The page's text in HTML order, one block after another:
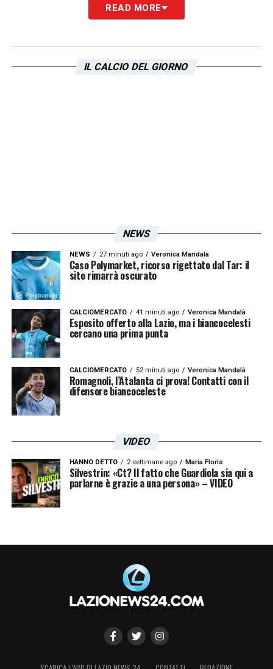
města Plzně per la gara di UEFA Europa
programma giovedì 6 marzo.
READ MORE
IL CALCIO DEL GIORNO
NEWS
NEWS 27 minuti ago Veronica Mandalà
Caso Polymarket, ricorso rigettato dal Tar: il
sito rimarrà oscurato
CALCIOMERCATO 41 minuti ago Veronica Mandalà
Esposito offerto alla Lazio, ma i biancocelesti
cercano una prima punta
CALCIOMERCATO 52 minuti ago Veronica Mandalà
Romagnoli, l’Atalanta ci prova! Contatti con il
difensore biancoceleste
VIDEO
HANNO DETTO 2 settimane ago Maria Floris
Silvestrin: «Ct? Il fatto che Guardiola sia qui a
parlarne è grazie a una persona» – VIDEO